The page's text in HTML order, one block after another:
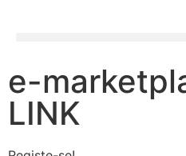
e-
LINK